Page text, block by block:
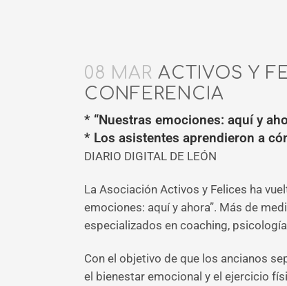
08 MAR ACTIVOS Y
CONFERENCIA
* “Nuestras emociones: aquí y
* Los asistentes aprendieron a
DIARIO DIGITAL DE LEÓN
La Asociación Activos y Felices ha
emociones: aquí y ahora”. Más de
especializados en coaching,
Con el objetivo de que los ancianos
el bienestar emocional y el ejercicio